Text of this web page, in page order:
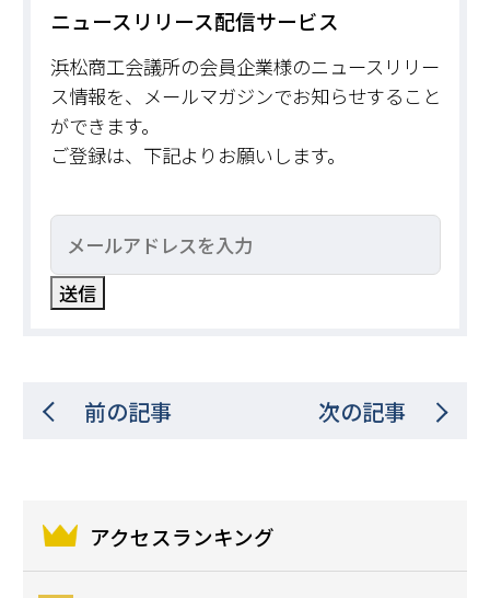
ニュースリリース配信サービス
浜松商工会議所の会員企業様のニュースリリー
ス情報を、メールマガジンでお知らせすること
ができます。
ご登録は、下記よりお願いします。
前の記事 次の記事
アクセスランキング